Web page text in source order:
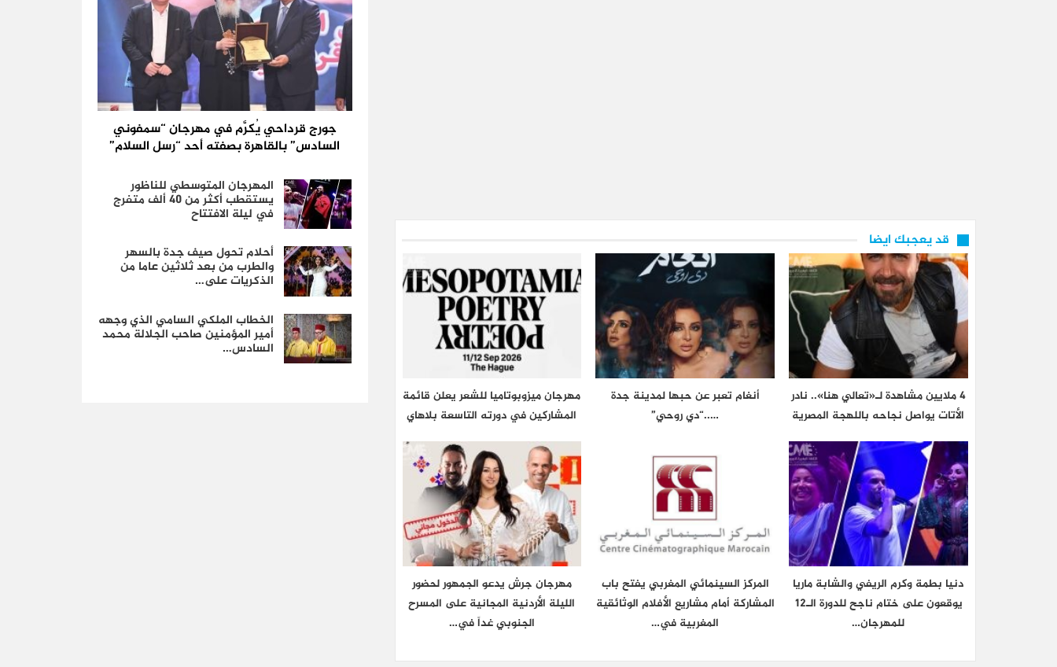
قد يعجبك ايضا
4 ملايين مشاهدة لـ«تعالي هنا».. نادر
الأتات يواصل نجاحه باللهجة المصرية
أنغام تعبر عن حبها لمدينة جدة
…..“دي روحي”
مهرجان ميزوبوتاميا للشعر يعلن قائمة
المشاركين في دورته التاسعة بلاهاي
دنيا بطمة وكرم الريفي والشابة ماريا
يوقعون على ختام ناجح للدورة الـ12
للمهرجان…
المركز السينمائي المغربي يفتح باب
المشاركة أمام مشاريع الأفلام الوثائقية
المغربية في…
مهرجان جرش يدعو الجمهور لحضور
الليلة الأردنية المجانية على المسرح
الجنوبي غداً في…
جورج قرداحي يُكرَّم في مهرجان “سمفوني
السادس” بالقاهرة بصفته أحد “رسل السلام”
المهرجان المتوسطي للناظور
يستقطب أكثر من 40 ألف متفرج
في ليلة الافتتاح
أحلام تحول صيف جدة بالسهر
والطرب من بعد ثلاثين عاما من
الذكريات على…
الخطاب الملكي السامي الذي وجهه
أمير المؤمنين صاحب الجلالة محمد
السادس…